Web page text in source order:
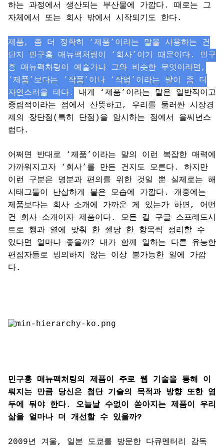
하는 과정에서 생산되는 부산물에 가깝다. 때로는 그
자체에서 또는 회사 밖에서 시작되기도 한다.
제품, 좀 더 정확히 ‘제품’이라는 말을 사용하는 건
단지 민구홍 매뉴팩처링이 ‘회사’이기 때문이다. 민구
홍 매뉴팩처링이 예술가나 그와 비슷한 무엇이라면,
‘제품’보다는 ‘작품’이나 ‘작업’이라는 말이 좀 더
자연스러울 테다.
내게 ‘제품’이라는 말은 일반적이고
중립적이라는 점에서 산뜻하고, 우리를 둘러싼 시장경
제의 장단점(특히 단점)을 암시하는 점에서 을씨년스
럽다.
어쩌면 반대로 ‘제품’이라는 말의 이런 복잡한 매력에
가까워지고자 ‘회사’를 만든 건지도 모른다. 하지만
이런 구분은 명분과 편의를 위한 것일 뿐 실제로는 해
시태그들이 난삽하게 붙은 모습에 가깝다. 개중에는
제품보다는 회사 소개에 가까운 게 있는가 하면, 어떤
건 회사 소개이자 제품이다. 모든 걸 구글 스프레드시
트로 행과 열에 맞춰 한 셀당 한 항목씩 정리할 수
있다면 얼마나 좋을까? 내가 함께 일하는 다른 유능한
편집자들로 빙의하지 않는 이상 불가능한 일에 가깝
다.
민구홍 매뉴팩처링의 제품이 주로 웹 기술을 통해 이
뤄지는 만큼 당신은 첨단 기술의 목적과 방향 또한 염
두에 둬야 한다. 오늘날 수없이 쏟아지는 제품이 우리
삶을 얼마나 더 개선할 수 있을까?
2009년 겨울, 일본 도쿄를 방문한 다큐멘터리 감독